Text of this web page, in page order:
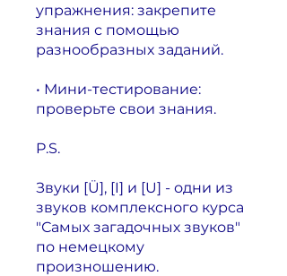
упражнения: закрепите
знания с помощью
разнообразных заданий.
• Мини-тестирование:
проверьте свои знания.
P.S.
Звуки [Ü], [I] и [U] - одни из
звуков комплексного курса
"Самых загадочных звуков"
по немецкому
произношению.